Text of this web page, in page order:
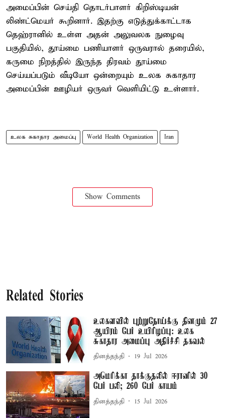
அமைப்பின் செய்தி தொடர்பாளர் கிறிஸ்டியன்
லிண்ட்மெயர் கூறினார். இதற்கு எடுத்துக்காட்டாக
தெஹ்ரானில் உள்ள அதன் அலுவலக நுழைவு
பகுதியில், தூய்மை பணியாளர் ஒருவரால் தரையில்,
கருமை நிறத்தில் இருந்த திரவம் தூய்மை
செய்யப்படும் வீடியோ ஒன்றையும் உலக சுகாதார
அமைப்பின் ஊழியர் ஒருவர் வெளியிட்டு உள்ளார்.
உலக சுகாதார அமைப்பு World Health Organization Iran
Show Comments
Related Stories
உலகளவில் புற்றுநோய்க்கு தினமும் 27
ஆயிரம் பேர் உயிரிழப்பு: உலக
சுகாதார அமைப்பு அதிர்ச்சி தகவல்
தினத்தந்தி 19 Jul 2026
அமெரிக்கா தாக்குதலில் ஈரானில் 30
பேர் பலி; 260 பேர் காயம்
தினத்தந்தி 15 Jul 2026